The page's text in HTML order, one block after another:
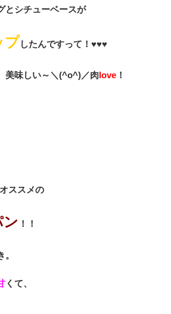
とシチューベースが
プしたんですって！♥♥♥
美味しい～＼(^o^)／肉love ！
ススメの
！！
くて、